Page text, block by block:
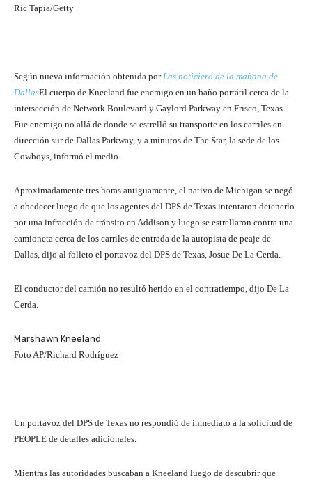
Ric Tapia/Getty
Según nueva información obtenida porLas noticiero de la mañana de
DallasEl cuerpo de Kneeland fue enemigo en un baño portátil cerca de la
intersección de Network Boulevard y Gaylord Parkway en Frisco, Texas.
Fue enemigo no allá de donde se estrelló su transporte en los carriles en
dirección sur de Dallas Parkway, y a minutos de The Star, la sede de los
Cowboys, informó el medio.
Aproximadamente tres horas antiguamente, el nativo de Michigan se negó
a obedecer luego de que los agentes del DPS de Texas intentaron detenerlo
por una infracción de tránsito en Addison y luego se estrellaron contra una
camioneta cerca de los carriles de entrada de la autopista de peaje de
Dallas, dijo al folleto el portavoz del DPS de Texas, Josue De La Cerda.
El conductor del camión no resultó herido en el contratiempo, dijo De La
Cerda.
Marshawn Kneeland.
Foto AP/Richard Rodríguez
Un portavoz del DPS de Texas no respondió de inmediato a la solicitud de
PEOPLE de detalles adicionales.
Mientras las autoridades buscaban a Kneeland luego de descubrir que